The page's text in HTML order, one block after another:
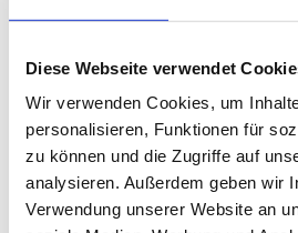
Diese Webseite verwendet
Wir verwenden Cookies, um
personalisieren, Funktionen für
zu können und die Zugriffe auf
analysieren. Außerdem geben wir
Verwendung unserer Website an
Kinderkardiologie in
Ambulantes
Ambulantes
Kugelbühlstr 2 A
91154 Roth